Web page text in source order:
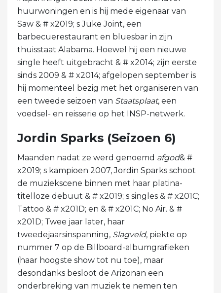
huurwoningen en is hij mede eigenaar van
Saw & # x2019; s Juke Joint, een
barbecuerestaurant en bluesbar in zijn
thuisstaat Alabama. Hoewel hij een nieuwe
single heeft uitgebracht & # x2014; zijn eerste
sinds 2009 & # x2014; afgelopen september is
hij momenteel bezig met het organiseren van
een tweede seizoen van Staatsplaat, een
voedsel- en reisserie op het INSP-netwerk.
Jordin Sparks (Seizoen 6)
Maanden nadat ze werd genoemd afgod& #
x2019; s kampioen 2007, Jordin Sparks schoot
de muziekscene binnen met haar platina-
titelloze debuut & # x2019; s singles & # x201C;
Tattoo & # x201D; en & # x201C; No Air. & #
x201D; Twee jaar later, haar
tweedejaarsinspanning, Slagveld, piekte op
nummer 7 op de Billboard-albumgrafieken
(haar hoogste show tot nu toe), maar
desondanks besloot de Arizonan een
onderbreking van muziek te nemen ten